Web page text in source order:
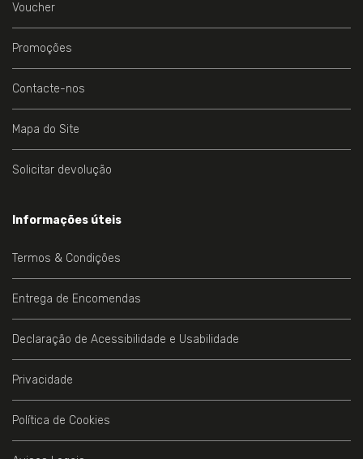
Voucher
Promoções
Contacte-nos
Mapa do Site
Solicitar devolução
Informações úteis
Termos & Condições
Entrega de Encomendas
Declaração de Acessibilidade e Usabilidade
Privacidade
Política de Cookies